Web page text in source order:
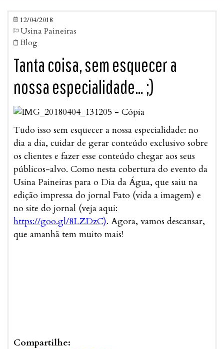
 12/04/2018
 Usina Paineiras
 Blog
Tanta coisa, sem esquecer a
nossa especialidade… ;)
Tudo isso sem esquecer a nossa especialidade: no
dia a dia, cuidar de gerar conteúdo exclusivo sobre
os clientes e fazer esse conteúdo chegar aos seus
públicos-alvo. Como nesta cobertura do evento da
Usina Paineiras para o Dia da Água, que saiu na
edição impressa do jornal Fato (vida a imagem) e
no site do jornal (veja aqui:
https://goo.gl/8LZDzC). Agora, vamos descansar,
que amanhã tem muito mais!
Compartilhe: